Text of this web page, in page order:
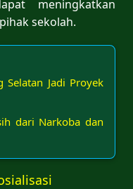
meningkatkan
sekolah.
Jadi Proyek
dari Narkoba dan